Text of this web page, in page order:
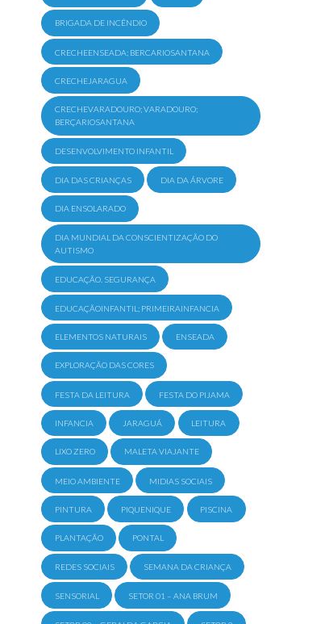
BRIGADA DE INCÊNDIO
CRECHEENSEADA; BERCARIOSANTANA
CRECHEJARAGUA
CRECHEVARADOURO; VARADOURO;
BERÇARIOSANTANA
DESENVOLVIMENTO INFANTIL
DIA DAS CRIANÇAS DIA DA ÁRVORE
DIA ENSOLARADO
DIA MUNDIAL DA CONSCIENTIZAÇÃO DO
AUTISMO
EDUCAÇÃO. SEGURANÇA
EDUCAÇÃOINFANTIL; PRIMEIRAINFANCIA
ELEMENTOS NATURAIS ENSEADA
EXPLORAÇÃO DAS CORES
FESTA DA LEITURA FESTA DO PIJAMA
INFANCIA JARAGUÁ LEITURA
LIXO ZERO MALETA VIAJANTE
MEIO AMBIENTE MIDIAS SOCIAIS
PINTURA PIQUENIQUE PISCINA
PLANTAÇÃO PONTAL
REDES SOCIAIS SEMANA DA CRIANÇA
SENSORIAL SETOR 01 – ANA BRUM